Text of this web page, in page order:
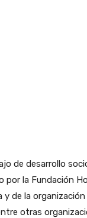
de desarrollo
por la Fundación
y de la organización
otras